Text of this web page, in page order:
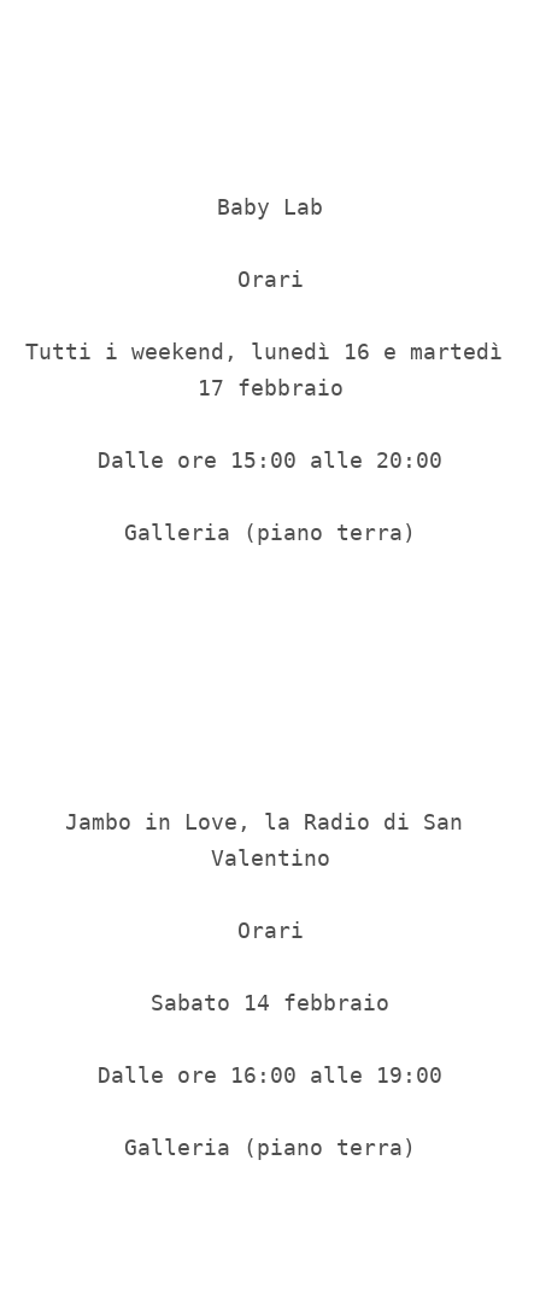
Baby Lab
Orari
Tutti i weekend, lunedì 16 e martedì
17 febbraio
Dalle ore 15:00 alle 20:00
Galleria (piano terra)
Jambo in Love, la Radio di San
Valentino
Orari
Sabato 14 febbraio
Dalle ore 16:00 alle 19:00
Galleria (piano terra)